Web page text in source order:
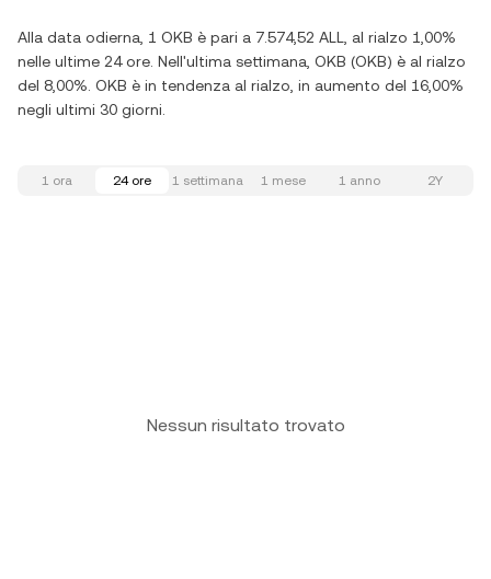
Alla data odierna, 1 OKB è pari a 7.574,52 ALL, al rialzo 1,00%
nelle ultime 24 ore. Nell'ultima settimana, OKB (OKB) è al rialzo
del 8,00%. OKB è in tendenza al rialzo, in aumento del 16,00%
negli ultimi 30 giorni.
1 ora 24 ore 1 settimana 1 mese 1 anno 2Y
Nessun risultato trovato